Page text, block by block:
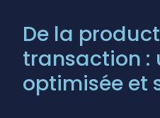
De la
transaction :
optimisée et